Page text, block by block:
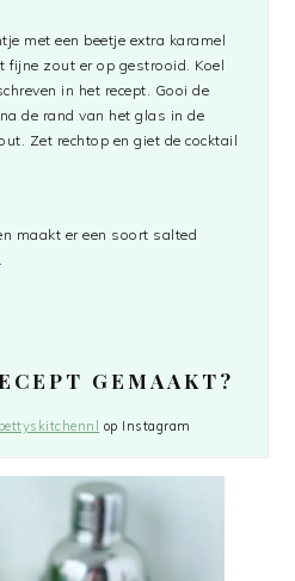
met een beetje extra karamel
fijne zout er op gestrooid. Koel
in het recept. Gooi de
de rand van het glas in de
Zet rechtop en giet de cocktail
maakt er een soort salted
GEMAAKT?
op Instagram